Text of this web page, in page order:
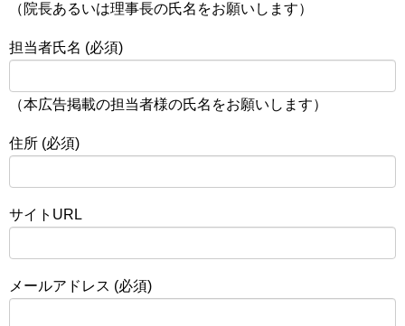
（院長あるいは理事長の氏名をお願いします）
担当者氏名 (必須)
（本広告掲載の担当者様の氏名をお願いします）
住所 (必須)
サイトURL
メールアドレス (必須)